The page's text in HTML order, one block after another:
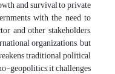
and survival to private
with the need to
and other stakeholders,
organizations, but
traditional political
geopolitics, it challenges